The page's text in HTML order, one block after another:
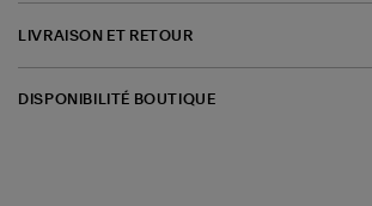
LIVRAISON ET RETOUR
DISPONIBILITÉ BOUTIQUE